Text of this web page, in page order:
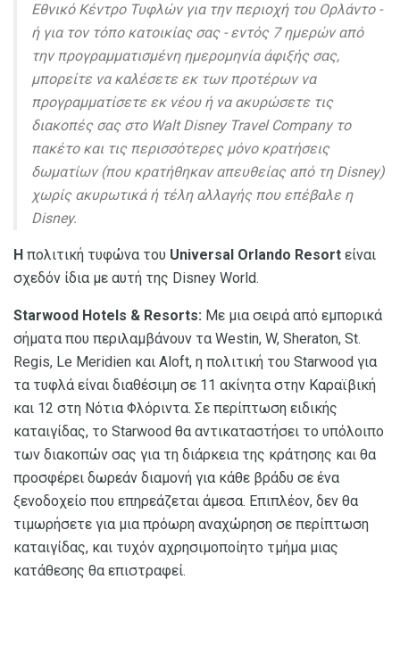
Εθνικό Κέντρο Τυφλών για την περιοχή του Ορλάντο -
ή για τον τόπο κατοικίας σας - εντός 7 ημερών από
την προγραμματισμένη ημερομηνία άφιξής σας,
μπορείτε να καλέσετε εκ των προτέρων να
προγραμματίσετε εκ νέου ή να ακυρώσετε τις
διακοπές σας στο Walt Disney Travel Company το
πακέτο και τις περισσότερες μόνο κρατήσεις
δωματίων (που κρατήθηκαν απευθείας από τη Disney)
χωρίς ακυρωτικά ή τέλη αλλαγής που επέβαλε η
Disney.
Η πολιτική τυφώνα του Universal Orlando Resort είναι
σχεδόν ίδια με αυτή της Disney World.
Starwood Hotels & Resorts: Με μια σειρά από εμπορικά
σήματα που περιλαμβάνουν τα Westin, W, Sheraton, St.
Regis, Le Meridien και Aloft, η πολιτική του Starwood για
τα τυφλά είναι διαθέσιμη σε 11 ακίνητα στην Καραϊβική
και 12 στη Νότια Φλόριντα. Σε περίπτωση ειδικής
καταιγίδας, το Starwood θα αντικαταστήσει το υπόλοιπο
των διακοπών σας για τη διάρκεια της κράτησης και θα
προσφέρει δωρεάν διαμονή για κάθε βράδυ σε ένα
ξενοδοχείο που επηρεάζεται άμεσα. Επιπλέον, δεν θα
τιμωρήσετε για μια πρόωρη αναχώρηση σε περίπτωση
καταιγίδας, και τυχόν αχρησιμοποίητο τμήμα μιας
κατάθεσης θα επιστραφεί.